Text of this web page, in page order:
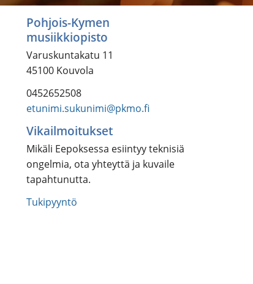
Pohjois-Kymen
musiikkiopisto
Varuskuntakatu 11
45100 Kouvola
0452652508
etunimi.sukunimi@pkmo.fi
Vikailmoitukset
Mikäli Eepoksessa esiintyy teknisiä
ongelmia, ota yhteyttä ja kuvaile
tapahtunutta.
Tukipyyntö